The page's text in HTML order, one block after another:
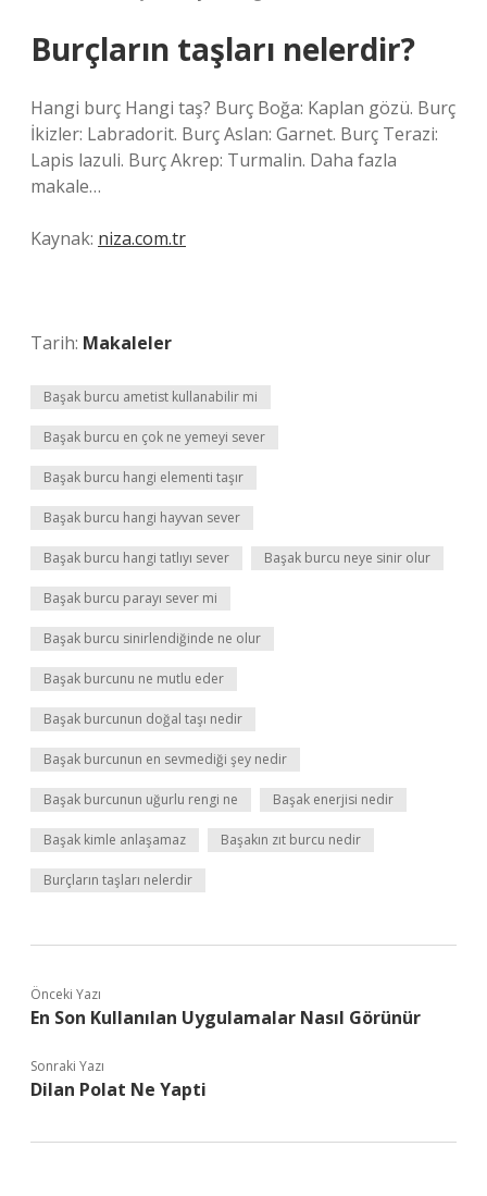
Burçların taşları nelerdir?
Hangi burç Hangi taş? Burç Boğa: Kaplan gözü. Burç
İkizler: Labradorit. Burç Aslan: Garnet. Burç Terazi:
Lapis lazuli. Burç Akrep: Turmalin. Daha fazla
makale…
Kaynak: niza.com.tr
Tarih: Makaleler
Başak burcu ametist kullanabilir mi
Başak burcu en çok ne yemeyi sever
Başak burcu hangi elementi taşır
Başak burcu hangi hayvan sever
Başak burcu hangi tatlıyı sever Başak burcu neye sinir olur
Başak burcu parayı sever mi
Başak burcu sinirlendiğinde ne olur
Başak burcunu ne mutlu eder
Başak burcunun doğal taşı nedir
Başak burcunun en sevmediği şey nedir
Başak burcunun uğurlu rengi ne Başak enerjisi nedir
Başak kimle anlaşamaz Başakın zıt burcu nedir
Burçların taşları nelerdir
Önceki Yazı
En Son Kullanılan Uygulamalar Nasıl Görünür
Sonraki Yazı
Dilan Polat Ne Yapti